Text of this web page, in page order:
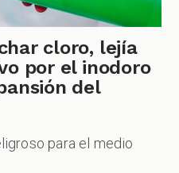
cloro, lejía
por el inodoro
del
para el medio